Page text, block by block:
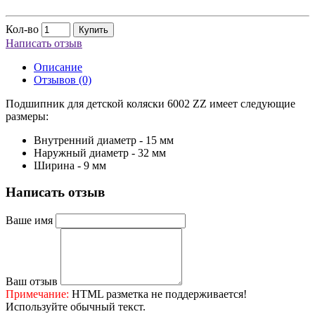
Кол-во Купить
Написать отзыв
Описание
Отзывов (0)
Подшипник для детской коляски 6002 ZZ имеет следующие
размеры:
Внутренний диаметр - 15 мм
Наружный диаметр - 32 мм
Ширина - 9 мм
Написать отзыв
Ваше имя
Ваш отзыв
Примечание: HTML разметка не поддерживается!
Используйте обычный текст.